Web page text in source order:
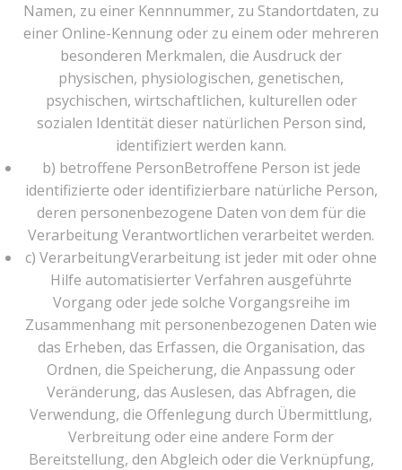
Namen, zu einer Kennnummer, zu Standortdaten, zu
einer Online-Kennung oder zu einem oder mehreren
besonderen Merkmalen, die Ausdruck der
physischen, physiologischen, genetischen,
psychischen, wirtschaftlichen, kulturellen oder
sozialen Identität dieser natürlichen Person sind,
identifiziert werden kann.
b) betroffene PersonBetroffene Person ist jede
identifizierte oder identifizierbare natürliche Person,
deren personenbezogene Daten von dem für die
Verarbeitung Verantwortlichen verarbeitet werden.
c) VerarbeitungVerarbeitung ist jeder mit oder ohne
Hilfe automatisierter Verfahren ausgeführte
Vorgang oder jede solche Vorgangsreihe im
Zusammenhang mit personenbezogenen Daten wie
das Erheben, das Erfassen, die Organisation, das
Ordnen, die Speicherung, die Anpassung oder
Veränderung, das Auslesen, das Abfragen, die
Verwendung, die Offenlegung durch Übermittlung,
Verbreitung oder eine andere Form der
Bereitstellung, den Abgleich oder die Verknüpfung,